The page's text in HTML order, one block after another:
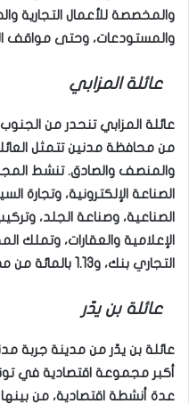
والمخصصة للأعمال التجارية
والمستودعات، وحتى مواقف
عائلة المزابي
عائلة المزابي تنحدر من
من محافظة مدنين تتمثل
والمنصف والصادق. تنشط
الصناعة الإلكترونية، وتجارة
الصناعية، وصناعة الجلد، وتركيب
التجاري بنك، و1.13 بالمائة من مصرف الاتحاد الدولي للبنوك.
عائلة بن يدّر
عائلة بن يدّر من مدينة جربة
أكبر مجموعة اقتصادية في
عدة أنشطة اقتصادية، من